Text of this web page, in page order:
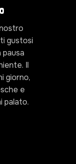
gustosi
pausa
Il
giorno,
e
palato.